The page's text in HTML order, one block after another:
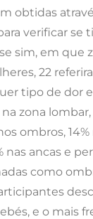
obtidas
verificar se
sim, em que
22
tipo de dor
zona lombar,
ombros, 14%
nas ancas e
como
e o mais